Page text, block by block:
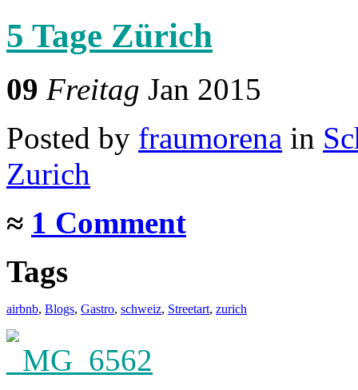
5 Tage Zürich
09 Freitag Jan 2015
Posted by fraumorena in
Zurich
≈ 1 Comment
Tags
airbnb, Blogs, Gastro, schweiz, Streetart, zurich